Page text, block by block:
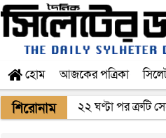
হোম আজকের পত্রিকা
শিরোনাম ২২ ঘণ্টা পর ত্রুটি